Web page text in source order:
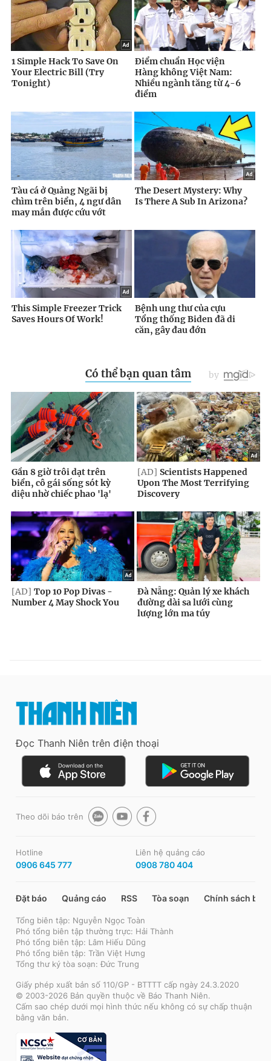
Đọc Thanh Niên trên điện thoại
Theo dõi báo trên
Hotline
0906 645 777
Liên hệ quảng cáo
0908 780 404
Đặt báo Quảng cáo RSS Tòa soạn Chính sách bảo
Tổng biên tập: Nguyễn Ngọc Toàn
Phó tổng biên tập thường trực: Hải Thành
Phó tổng biên tập: Lâm Hiếu Dũng
Phó tổng biên tập: Trần Việt Hưng
Tổng thư ký tòa soạn: Đức Trung
Giấy phép xuất bản số 110/GP - BTTTT cấp ngày 24.3.2020
© 2003-2026 Bản quyền thuộc về Báo Thanh Niên.
Cấm sao chép dưới mọi hình thức nếu không có sự chấp thuận
bằng văn bản.